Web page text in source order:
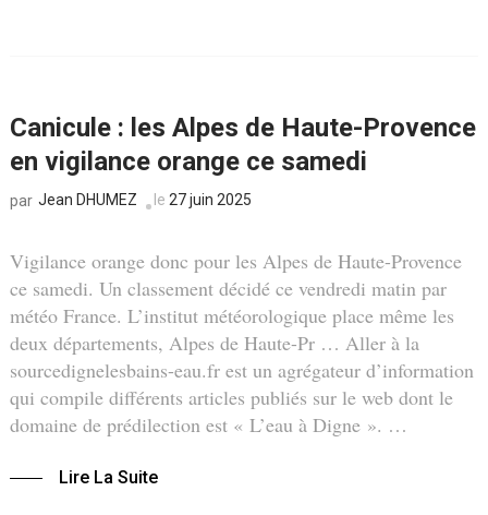
Canicule : les Alpes de Haute-Provence
en vigilance orange ce samedi
par Jean DHUMEZ le 27 juin 2025
Vigilance orange donc pour les Alpes de Haute-Provence
ce samedi. Un classement décidé ce vendredi matin par
météo France. L’institut météorologique place même les
deux départements, Alpes de Haute-Pr … Aller à la
sourcedignelesbains-eau.fr est un agrégateur d’information
qui compile différents articles publiés sur le web dont le
domaine de prédilection est « L’eau à Digne ». …
Lire La Suite